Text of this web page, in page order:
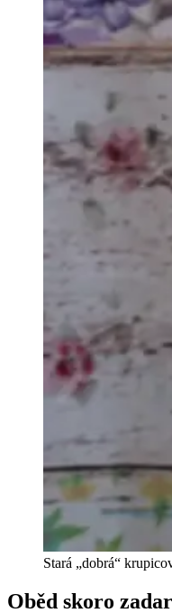
Stará „dobrá“
Oběd skoro